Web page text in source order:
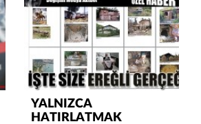
YALNIZCA
HATIRLATMAK
SEÇMEN NE DEDİ?
Op. Dr. Erol GÜNEN
Kemiklerinizi Sessizce Çürüten 6
Alışkanlık
Şenol AZMAN
“Aman doktor, yaman doktor.